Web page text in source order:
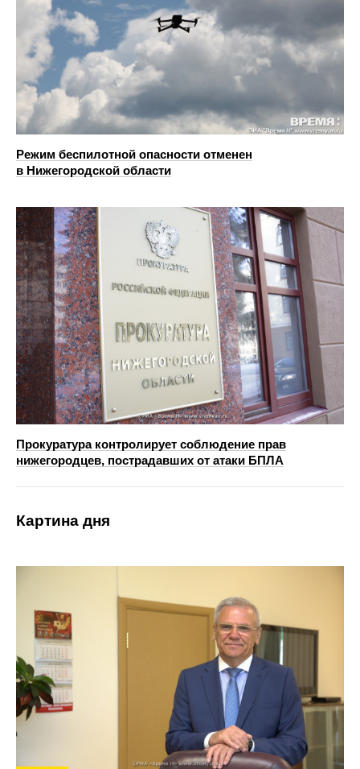
Режим беспилотной опасности отменен
в Нижегородской области
Прокуратура контролирует соблюдение прав
нижегородцев, пострадавших от атаки БПЛА
Картина дня